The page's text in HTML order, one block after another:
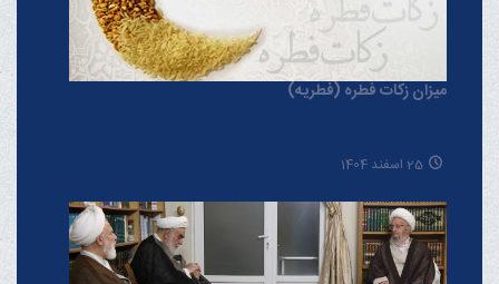
میزان زکات فطره (فطریه)
25 اسفند 1404